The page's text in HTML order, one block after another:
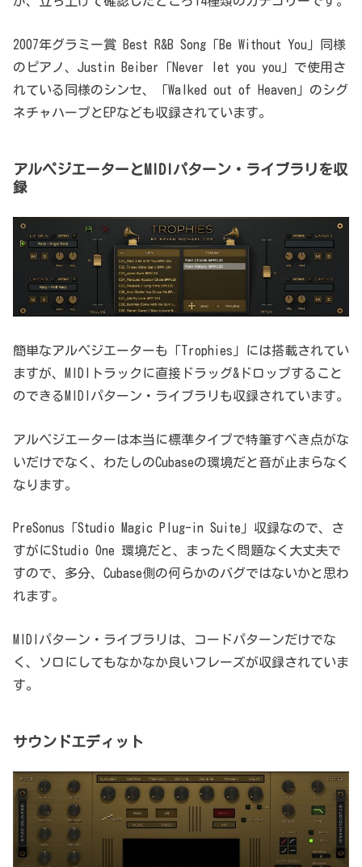
2007年グラミー賞 Best R&B Song「Be Without You」同様
のピアノ、Justin Beiber「Never let you you」で使用さ
れている同様のシンセ、「Walked out of Heaven」のシグ
ネチャハープとEPなども収録されています。
アルペジエーターとMIDIパターン・ライブラリを収
録
簡単なアルペジエーターも「Trophies」には搭載されてい
ますが、MIDIトラックに直接ドラッグ&ドロップすること
のできるMIDIパターン・ライブラリも収録されています。
アルペジエーターは本当に標準タイプで特筆すべき点がな
いだけでなく、わたしのCubaseの環境だと音が止まらなく
なります。
PreSonus「Studio Magic Plug-in Suite」収録なので、さ
すがにStudio One 環境だと、まったく問題なく大丈夫で
すので、多分、Cubase側の何らかのバグではないかと思わ
れます。
MIDIパターン・ライブラリは、コードパターンだけでな
く、ソロにしてもなかなか良いフレーズが収録されていま
す。
サウンドエディット